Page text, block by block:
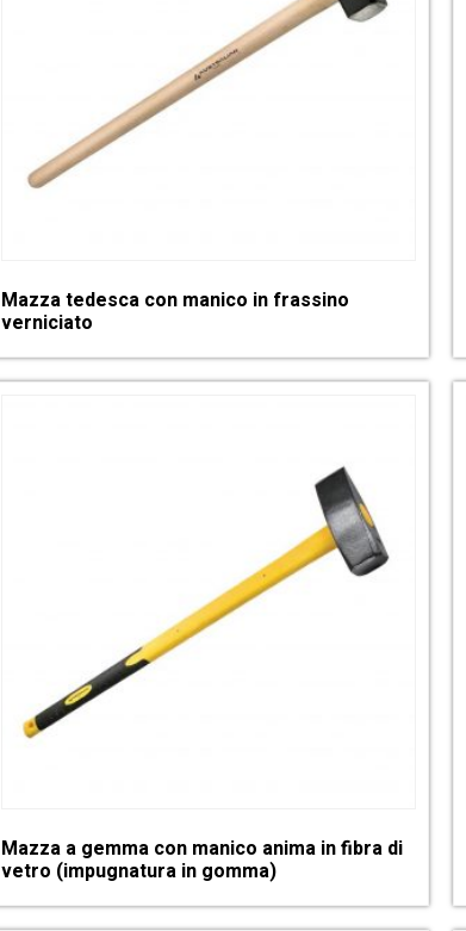
Mazza tedesca con manico in frassino
verniciato
Mazza a gemma con manico anima in fibra di
vetro (impugnatura in gomma)